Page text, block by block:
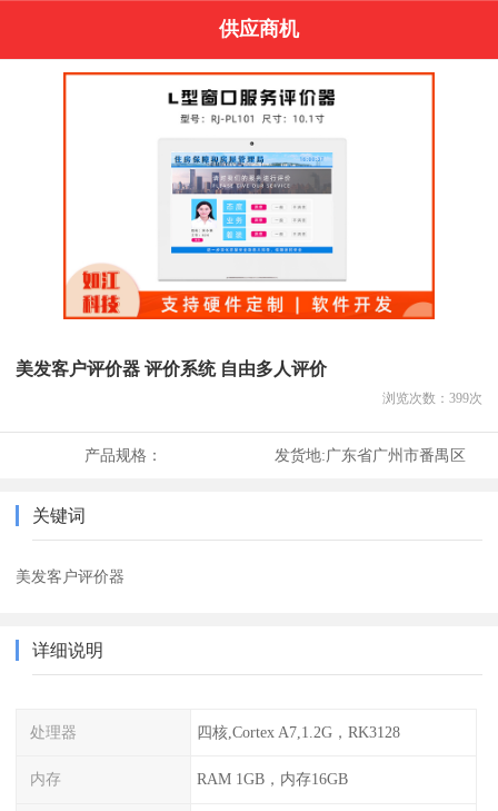
供应商机
美发客户评价器 评价系统 自由多人评价
浏览次数： 399次
产品规格： 发货地:广东省广州市番禺区
关键词
美发客户评价器
详细说明
处理器 四核,Cortex A7,1.2G，RK3128
内存 RAM 1GB，内存16GB